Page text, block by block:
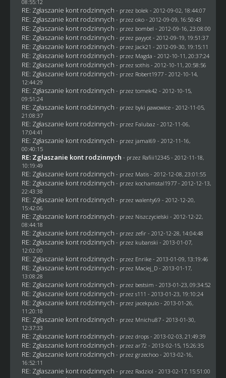
08:55:12
RE: Zgłaszanie kont rodzinnych - przez bolek- 2012-09-02, 18:44:07
RE: Zgłaszanie kont rodzinnych - przez oko- 2012-09-09, 16:50:43
RE: Zgłaszanie kont rodzinnych - przez bombel - 2012-09-16, 23:08:00
RE: Zgłaszanie kont rodzinnych - przez payyot- 2012-09-19, 19:51:37
RE: Zgłaszanie kont rodzinnych - przez Jack21 - 2012-09-30, 19:15:11
RE: Zgłaszanie kont rodzinnych - przez Magda - 2012-10-11, 20:37:24
RE: Zgłaszanie kont rodzinnych - przez sothis- 2012-10-11, 20:58:56
RE: Zgłaszanie kont rodzinnych - przez Robert1977- 2012-10-14,
12:44:29
RE: Zgłaszanie kont rodzinnych - przez tomek42 - 2012-10-15,
09:51:24
RE: Zgłaszanie kont rodzinnych - przez byki pawowice- 2012-11-05,
21:08:37
RE: Zgłaszanie kont rodzinnych - przez Falubaz - 2012-11-06,
17:04:41
RE: Zgłaszanie kont rodzinnych - przez jamal69 - 2012-11-16,
00:40:15
RE: Zgłaszanie kont rodzinnych - przez Rafiii12345- 2012-11-18,
10:19:49
RE: Zgłaszanie kont rodzinnych - przez Matis- 2012-12-08, 23:01:55
RE: Zgłaszanie kont rodzinnych - przez kochamstal1977- 2012-12-13,
22:43:38
RE: Zgłaszanie kont rodzinnych - przez walenty69 - 2012-12-20,
15:42:06
RE: Zgłaszanie kont rodzinnych - przez Niszczycielski - 2012-12-22,
08:44:18
RE: Zgłaszanie kont rodzinnych - przez zefir- 2012-12-28, 14:04:48
RE: Zgłaszanie kont rodzinnych - przez kubanski - 2013-01-07,
12:02:00
RE: Zgłaszanie kont rodzinnych - przez Enrike- 2013-01-09, 13:19:46
RE: Zgłaszanie kont rodzinnych - przez Maciej_D- 2013-01-17,
13:08:28
RE: Zgłaszanie kont rodzinnych - przez bestsim - 2013-01-23, 09:34:52
RE: Zgłaszanie kont rodzinnych - przez s111 - 2013-01-23, 19:10:24
RE: Zgłaszanie kont rodzinnych - przez jacekpulo- 2013-01-26,
11:20:18
RE: Zgłaszanie kont rodzinnych - przez Mnichu87- 2013-01-30,
12:37:33
RE: Zgłaszanie kont rodzinnych - przez drops- 2013-02-03, 21:49:39
RE: Zgłaszanie kont rodzinnych - przez ar72 - 2013-02-15, 15:26:35
RE: Zgłaszanie kont rodzinnych - przez grzechoo - 2013-02-16,
16:52:11
RE: Zgłaszanie kont rodzinnych - przez Radziol - 2013-02-17, 15:51:00